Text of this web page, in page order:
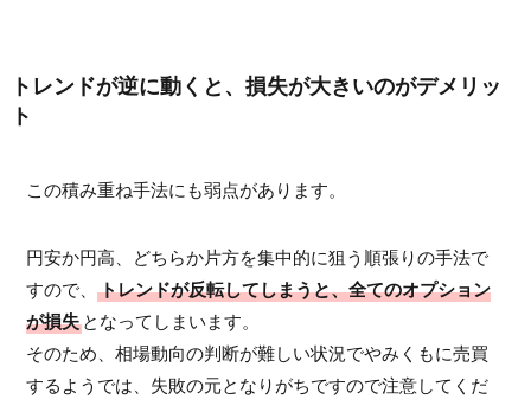
トレンドが逆に動くと、損失が大きいのがデメリッ
ト
この積み重ね手法にも弱点があります。
円安か円高、どちらか片方を集中的に狙う順張りの手法で
すので、トレンドが反転してしまうと、全てのオプション
が損失 となってしまいます。
そのため、相場動向の判断が難しい状況でやみくもに売買
するようでは、失敗の元となりがちですので注意してくだ